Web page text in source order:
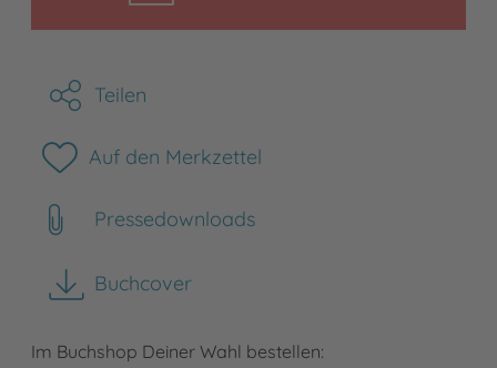
Teilen
Auf den Merkzettel
Pressedownloads
Buchcover
herunterladen
Im Buchshop Deiner Wahl bestellen: